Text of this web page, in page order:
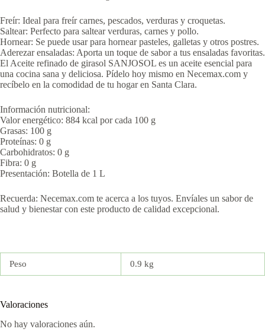
Freír: Ideal para freír carnes, pescados, verduras y croquetas.
Saltear: Perfecto para saltear verduras, carnes y pollo.
Hornear: Se puede usar para hornear pasteles, galletas y otros postres.
Aderezar ensaladas: Aporta un toque de sabor a tus ensaladas favoritas.
El Aceite refinado de girasol SANJOSOL es un aceite esencial para
una cocina sana y deliciosa. Pídelo hoy mismo en Necemax.com y
recíbelo en la comodidad de tu hogar en Santa Clara.
Información nutricional:
Valor energético: 884 kcal por cada 100 g
Grasas: 100 g
Proteínas: 0 g
Carbohidratos: 0 g
Fibra: 0 g
Presentación: Botella de 1 L
Recuerda: Necemax.com te acerca a los tuyos. Envíales un sabor de
salud y bienestar con este producto de calidad excepcional.
Peso 0.9 kg
Valoraciones
No hay valoraciones aún.